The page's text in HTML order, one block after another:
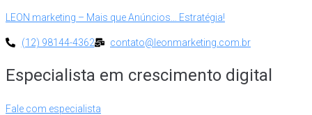
LEON marketing – Mais que Anúncios… Estratégia!
(12) 98144-4362 contato@leonmarketing.com.br
Especialista em crescimento digital
Fale com especialista